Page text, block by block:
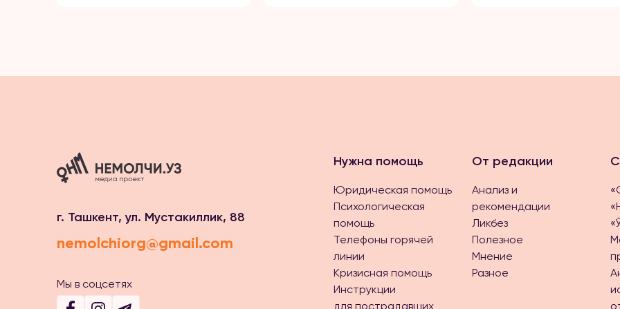
г. Ташкент, ул. Мустакиллик, 88
nemolchiorg@gmail.com
Мы в соцсетях
Нужна помощь
Юридическая помощь
Психологическая
помощь
Телефоны горячей
линии
Кризисная помощь
Инструкции
для пострадавших
От редакции
Анализ и
рекомендации
Ликбез
Полезное
Мнение
Разное